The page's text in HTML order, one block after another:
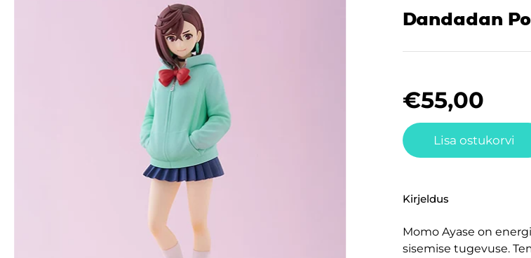
Dandadan
€55,00
Lisa ostukorvi
Kirjeldus
Momo Ayase on
sisemise tugevuse.